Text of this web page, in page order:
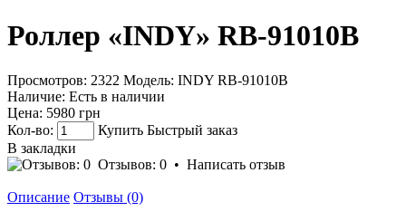
Роллер «INDY» RB-91010B
Просмотров: 2322 Модель: INDY RB-91010B
Наличие: Есть в наличии
Цена: 5980 грн
Кол-во:
Купить Быстрый заказ
В закладки
Отзывов: 0 • Написать отзыв
Описание Отзывы (0)